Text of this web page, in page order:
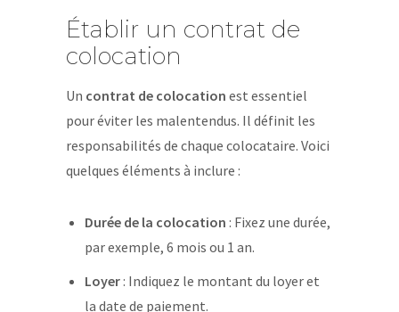
Établir un contrat de
colocation
Un contrat de colocation est essentiel
pour éviter les malentendus. Il définit les
responsabilités de chaque colocataire. Voici
quelques éléments à inclure :
Durée de la colocation : Fixez une durée,
par exemple, 6 mois ou 1 an.
Loyer: Indiquez le montant du loyer et
la date de paiement.